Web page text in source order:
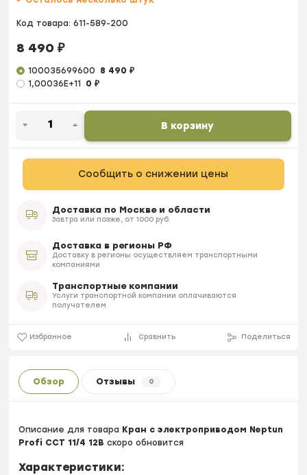
Код товара: 611-589-200
8 490 ₽
100035699600 8 490₽
1,00036E+11
0₽
В корзину
Сообщить о снижении цены
Доставка по Москве и области
Завтра или позже, от 1000 руб.
Доставка в регионы РФ
Доставку в регионы осуществляем транспортными
компаниями
Транспортные компании
Услуги транспортной компании оплачиваются
получателем
Избранное Сравнить Поделиться
Обзор Отзывы 0
Описание для товара Кран с электроприводом Neptun
Profi ССТ 11/4 12В скоро обновится
Характеристики: